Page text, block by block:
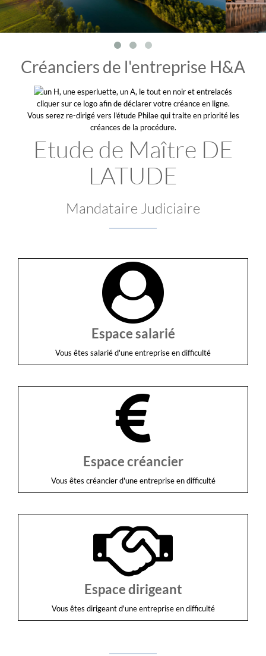
Créanciers de l'entreprise H&A
cliquer sur ce logo afin de déclarer votre créance en ligne.
Vous serez re-dirigé vers l'étude Philae qui traite en priorité les
créances de la procédure.
Etude de Maître DE
LATUDE
Mandataire Judiciaire
Espace salarié
Vous êtes salarié d'une entreprise en difficulté
Espace créancier
Vous êtes créancier d'une entreprise en difficulté
Espace dirigeant
Vous êtes dirigeant d'une entreprise en difficulté